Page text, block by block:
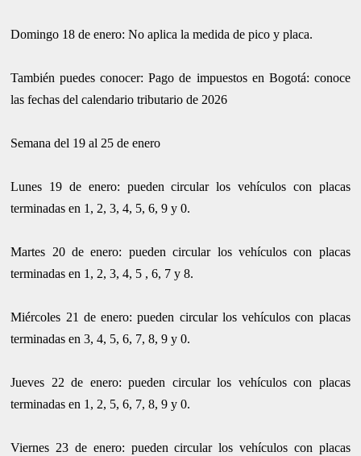
Domingo 18 de enero: No aplica la medida de pico y placa.
También puedes conocer: Pago de impuestos en Bogotá: conoce
las fechas del calendario tributario de 2026
Semana del 19 al 25 de enero
Lunes 19 de enero: pueden circular los vehículos con placas
terminadas en 1, 2, 3, 4, 5, 6, 9 y 0.
Martes 20 de enero: pueden circular los vehículos con placas
terminadas en 1, 2, 3, 4, 5 , 6, 7 y 8.
Miércoles 21 de enero: pueden circular los vehículos con placas
terminadas en 3, 4, 5, 6, 7, 8, 9 y 0.
Jueves 22 de enero: pueden circular los vehículos con placas
terminadas en 1, 2, 5, 6, 7, 8, 9 y 0.
Viernes 23 de enero: pueden circular los vehículos con placas